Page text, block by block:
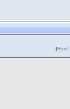
[Root